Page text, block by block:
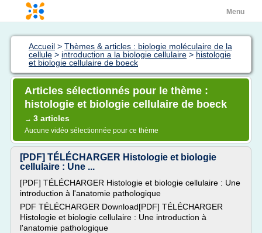
Menu
Accueil > Thèmes & articles : biologie moléculaire de la
cellule > introduction a la biologie cellulaire > histologie
et biologie cellulaire de boeck
Articles sélectionnés pour le thème :
histologie et biologie cellulaire de boeck
→ 3 articles
Aucune vidéo sélectionnée pour ce thème
[PDF] TÉLÉCHARGER Histologie et biologie
cellulaire : Une ...
[PDF] TÉLÉCHARGER Histologie et biologie cellulaire : Une
introduction à l'anatomie pathologique
PDF TÉLÉCHARGER Download[PDF] TÉLÉCHARGER
Histologie et biologie cellulaire : Une introduction à
l'anatomie pathologique